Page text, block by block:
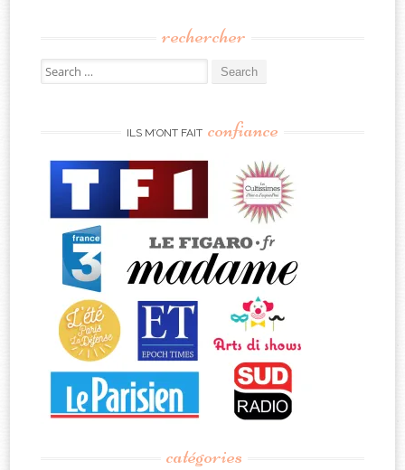
rechercher
Search
for:
ILS M’ONT FAIT confiance
catégories